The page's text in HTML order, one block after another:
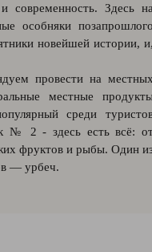
современность. Здесь
особняки
новейшей истории,
провести на
местные
среди
№ 2 - здесь есть всё:
фруктов и рыбы. Один
— урбеч.